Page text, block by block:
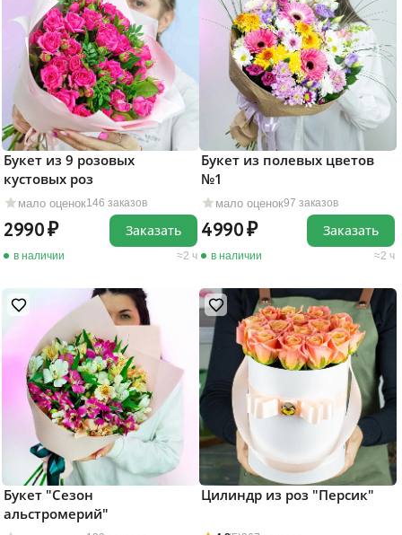
мало оценок146 заказов
Букет из 9 розовых
кустовых роз
2990
в наличии 2 ч
Заказать
мало оценок97 заказов
Букет из полевых цветов
№1
4990
в наличии 2 ч
Заказать
Букет "Сезон
альстромерий"
Цилиндр из роз "Персик"